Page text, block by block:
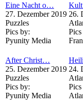
Eine Nacht o…
27. Dezember 2019
Puzzles
Pics by:
Pyunity Media
26.
After Christ…
25. Dezember 2019
Puzzles
Pics by:
Pyunity Media
24.